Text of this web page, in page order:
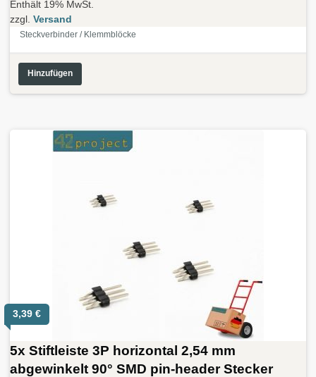
Enthält 19% MwSt.
zzgl. Versand
Steckverbinder / Klemmblöcke
Hinzufügen
3,39 €
5x Stiftleiste 3P horizontal 2,54 mm
abgewinkelt 90° SMD pin-header Stecker